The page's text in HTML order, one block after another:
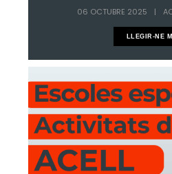
06 OCTUBRE 2025 |
LLEGIR-NE